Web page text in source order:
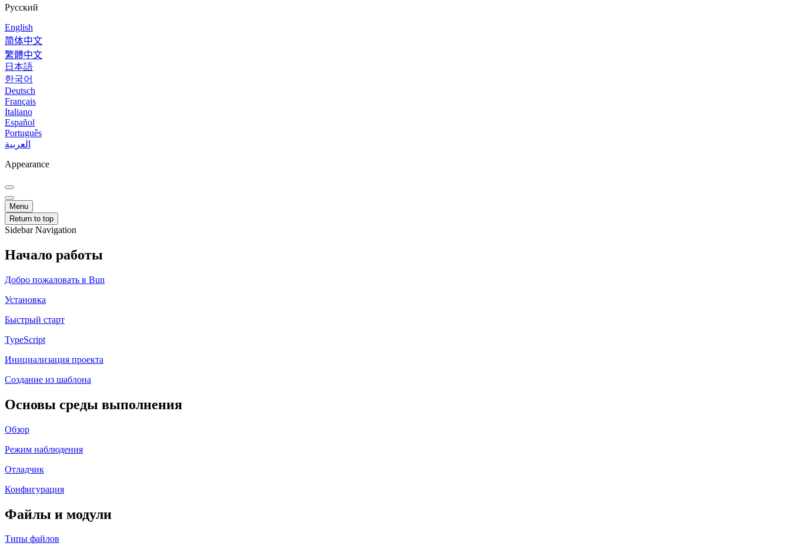
Русский
English
简体中文
繁體中文
日本語
한국어
Deutsch
Français
Italiano
Español
Português
العربية
Appearance
Menu
Return to top
Sidebar Navigation
Начало работы
Добро пожаловать в Bun
Установка
Быстрый старт
TypeScript
Инициализация проекта
Создание из шаблона
Основы среды выполнения
Обзор
Режим наблюдения
Отладчик
Конфигурация
Файлы и модули
Типы файлов